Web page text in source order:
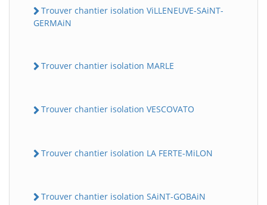
Trouver chantier isolation ViLLENEUVE-SAiNT-
GERMAiN
Trouver chantier isolation MARLE
Trouver chantier isolation VESCOVATO
Trouver chantier isolation LA FERTE-MiLON
Trouver chantier isolation SAiNT-GOBAiN